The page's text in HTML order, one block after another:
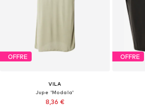
OFFRE
VILA
Jupe 'Modala'
8,36 €
OFFRE